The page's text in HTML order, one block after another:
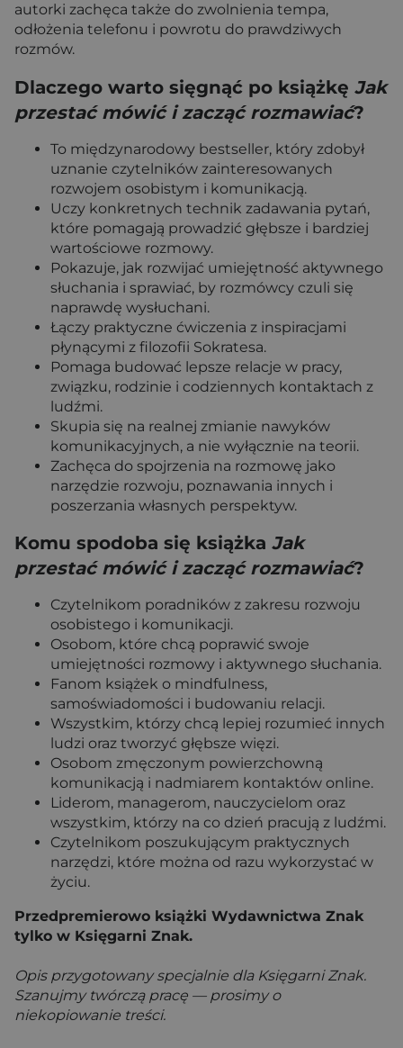
autorki zachęca także do zwolnienia tempa,
odłożenia telefonu i powrotu do prawdziwych
rozmów.
Dlaczego warto sięgnąć po książkę Jak
przestać mówić i zacząć rozmawiać?
To międzynarodowy bestseller, który zdobył
uznanie czytelników zainteresowanych
rozwojem osobistym i komunikacją.
Uczy konkretnych technik zadawania pytań,
które pomagają prowadzić głębsze i bardziej
wartościowe rozmowy.
Pokazuje, jak rozwijać umiejętność aktywnego
słuchania i sprawiać, by rozmówcy czuli się
naprawdę wysłuchani.
Łączy praktyczne ćwiczenia z inspiracjami
płynącymi z filozofii Sokratesa.
Pomaga budować lepsze relacje w pracy,
związku, rodzinie i codziennych kontaktach z
ludźmi.
Skupia się na realnej zmianie nawyków
komunikacyjnych, a nie wyłącznie na teorii.
Zachęca do spojrzenia na rozmowę jako
narzędzie rozwoju, poznawania innych i
poszerzania własnych perspektyw.
Komu spodoba się książka Jak
przestać mówić i zacząć rozmawiać?
Czytelnikom poradników z zakresu rozwoju
osobistego i komunikacji.
Osobom, które chcą poprawić swoje
umiejętności rozmowy i aktywnego słuchania.
Fanom książek o mindfulness,
samoświadomości i budowaniu relacji.
Wszystkim, którzy chcą lepiej rozumieć innych
ludzi oraz tworzyć głębsze więzi.
Osobom zmęczonym powierzchowną
komunikacją i nadmiarem kontaktów online.
Liderom, managerom, nauczycielom oraz
wszystkim, którzy na co dzień pracują z ludźmi.
Czytelnikom poszukującym praktycznych
narzędzi, które można od razu wykorzystać w
życiu.
Przedpremierowo książki Wydawnictwa Znak
tylko w Księgarni Znak.
Opis przygotowany specjalnie dla Księgarni Znak.
Szanujmy twórczą pracę — prosimy o
niekopiowanie treści.